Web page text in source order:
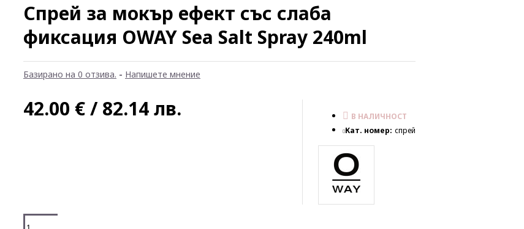
Спрей за мокър ефект със слаба
фиксация OWAY Sea Salt Spray 240ml
Базирано на 0 отзива. - Напишете мнение
42.00 € / 82.14 лв.
В НАЛИЧНОСТ
Кат. номер: спрей